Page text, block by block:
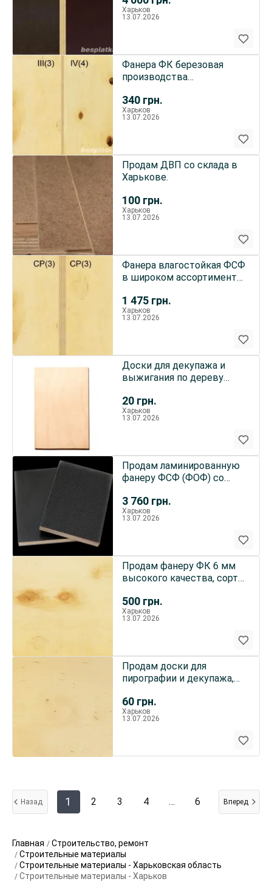
Харьков
13.07.2026
340 грн.
Фанера ФК березовая
производства
Харьков
Харьков
13.07.2026
100 грн.
Продам ДВП со склада в
Харькове.
Харьков
13.07.2026
1 475 грн.
Фанера влагостойкая ФСФ
в широком ассортименте,
Харьков
13.07.2026
20 грн.
Доски для декупажа и
выжигания по дереву
Харьков
13.07.2026
3 760 грн.
Продам ламинированную
фанеру ФСФ (ФОФ) со
Харьков
13.07.2026
500 грн.
Продам фанеру ФК 6 мм
высокого качества, сорт
Харьков
13.07.2026
60 грн.
Продам доски для
пирографии и декупажа,
Харьков
13.07.2026
Назад 1 2 3 4 … 6 Вперед
Главная
Строительство, ремонт
Строительные материалы
Строительные материалы - Харьковская область
Строительные материалы - Харьков